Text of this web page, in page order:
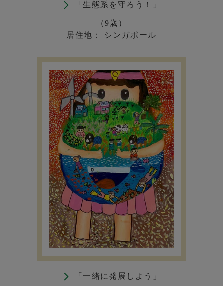
「生態系を守ろう！」
（9歳）
居住地： シンガポール
「一緒に発展しよう」